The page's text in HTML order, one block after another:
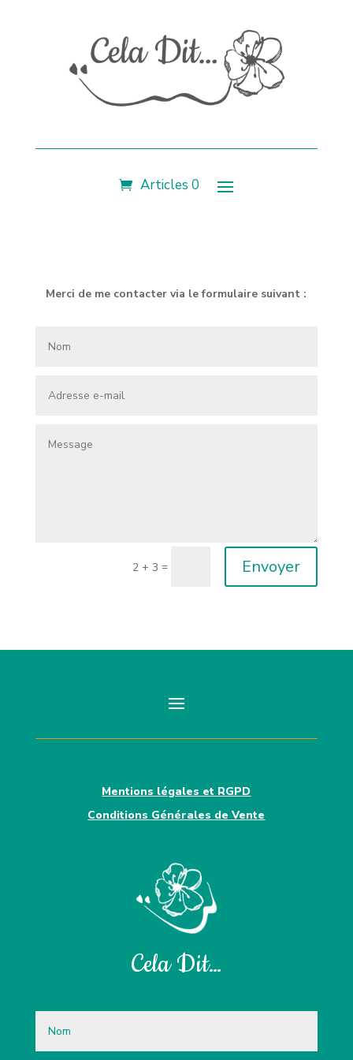
Articles 0
Merci de me contacter via le formulaire suivant :
2 + 3 = Envoyer
Mentions légales et RGPD
Conditions Générales de Vente
Cela Dit…